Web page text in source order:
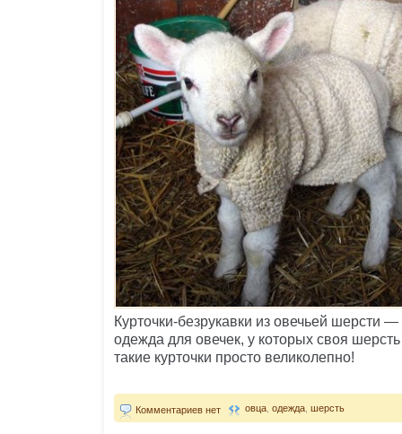
Курточки-безрукавки из овечьей шерсти
одежда для овечек, у которых своя
такие курточки просто великолепно!
Комментариев нет овца одежда шерсть